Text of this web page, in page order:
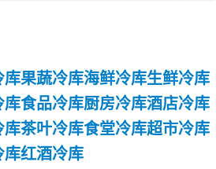
库果蔬冷库海鲜冷库生鲜冷库
库食品冷库厨房冷库酒店冷库
库茶叶冷库食堂冷库超市冷库
库红酒冷库